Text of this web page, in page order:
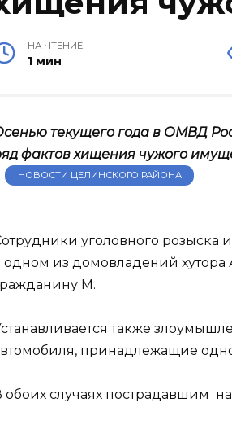
НА ЧТЕНИЕ
1 мин
текущего года в ОМВД
фактов хищения чужого
НОВОСТИ ЦЕЛИНСКОГО РАЙОНА
уголовного розыска
одном из домовладений
М.
также
принадлежащие
обоих случаях пострадавшим